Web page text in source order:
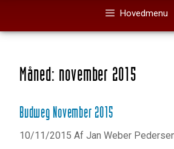
Hovedmenu
Måned: november 2015
Budweg November 2015
10/11/2015 Af Jan Weber